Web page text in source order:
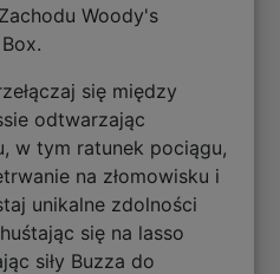
Woody's
się między
odtwarzając
w tym ratunek pociągu,
na złomowisku i
unikalne zdolności
się na lasso
siły Buzza do